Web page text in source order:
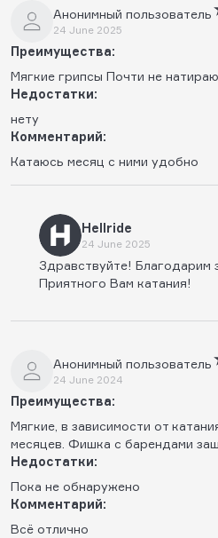
Анонимный пользователь
24 June 2025
Преимущества:
Мягкие грипсы Почти не
Недостатки:
нету
Комментарий:
Катаюсь месяц с ними удобно
Hellride
24 June 2025
Здравствуйте! Благодарим
Приятного Вам катания!
Анонимный пользователь
24 June 2024
Преимущества:
Мягкие, в зависимости от
месяцев. Фишка с барендами
Недостатки:
Пока не обнаружено
Комментарий:
Всё отлично